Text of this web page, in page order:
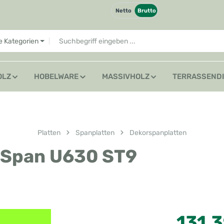
Netto Brutto
Kategorien
HOBELWARE MASSIVHOLZ
Platten Spanplatten Dekorspanplatten
U630 ST9
Regulärer Preis: